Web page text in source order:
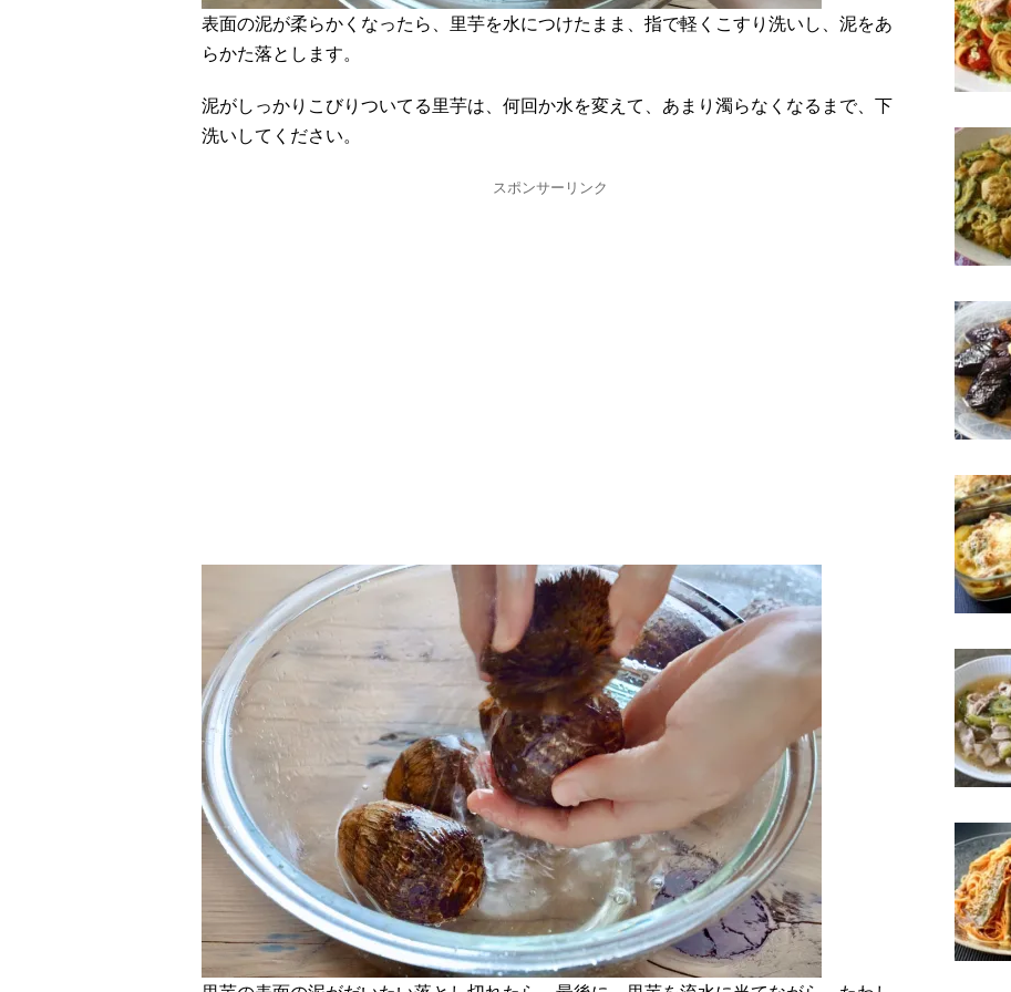
表面の泥が柔らかくなったら、里芋を水につけたまま、指で軽くこすり洗いし、泥をあ
らかた落とします。
泥がしっかりこびりついてる里芋は、何回か水を変えて、あまり濁らなくなるまで、下
洗いしてください。
スポンサーリンク